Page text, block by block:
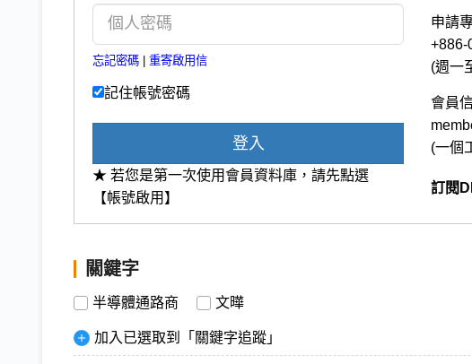
忘記密碼 重寄啟用信
記住帳號密碼
登入
★ 若您是第一次使用會員資料庫，請先點選
【帳號啟用】
申請
+886-
(週一
會員
(一個
訂閱
關鍵字
半導體通路商 文曄
加入已選取到「關鍵字追蹤」